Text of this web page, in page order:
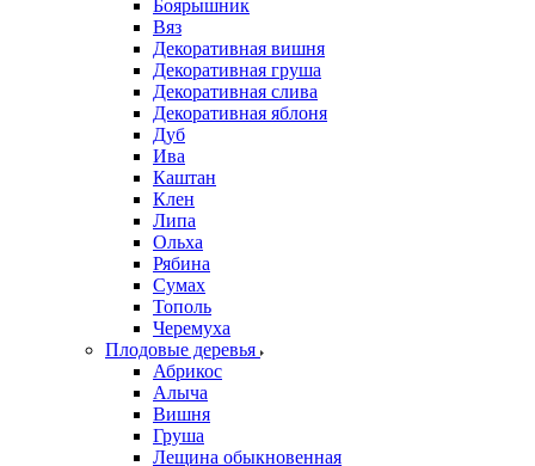
Боярышник
Вяз
Декоративная вишня
Декоративная груша
Декоративная слива
Декоративная яблоня
Дуб
Ива
Каштан
Клен
Липа
Ольха
Рябина
Сумах
Тополь
Черемуха
Плодовые деревья
Абрикос
Алыча
Вишня
Груша
Лещина обыкновенная